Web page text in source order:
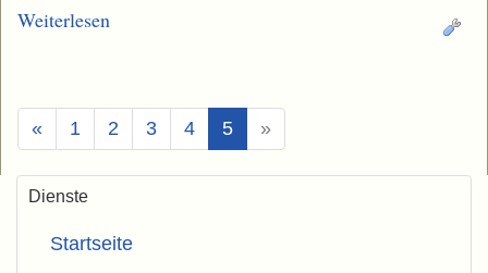
Weiterlesen
« 1 2 3 4 5(Aktuell)
»
Dienste
Startseite